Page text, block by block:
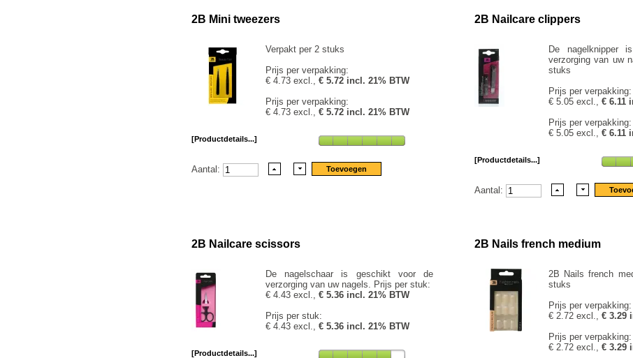
2B Mini tweezers
Verpakt per 2 stuks
Prijs per verpakking:
€ 4.73 excl., € 5.72 incl. 21% BTW
Prijs per verpakking:
€ 4.73 excl., € 5.72 incl. 21% BTW
[Productdetails...]
Aantal:
2B Nailcare clippers
De nagelknipper
verzorging van uw
stuks
Prijs per verpakking:
€ 5.05 excl., € 6.11
Prijs per verpakking:
€ 5.05 excl., € 6.11
[Productdetails...]
Aantal:
2B Nailcare scissors
De nagelschaar is geschikt voor de
verzorging van uw nagels. Prijs per stuk:
€ 4.43 excl., € 5.36 incl. 21% BTW
Prijs per stuk:
€ 4.43 excl., € 5.36 incl. 21% BTW
[Productdetails...]
2B Nails french medium
2B Nails french
stuks
Prijs per verpakking:
€ 2.72 excl., € 3.29
Prijs per verpakking:
€ 2.72 excl., € 3.29